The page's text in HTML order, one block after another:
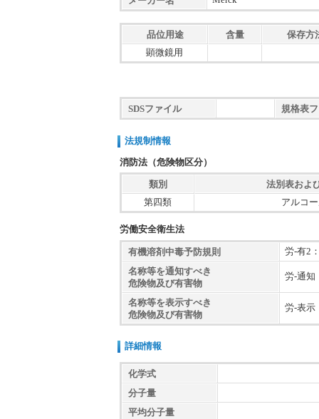
品位用途 含量
保存方
顕微鏡用
SDSファイル 規格表
法規制情報
消防法（危険物区分）
類別
法別表およ
第四類
アルコ
労働安全衛生法
有機溶剤中毒予防規則
労-有2
名称等を通知すべき
危険物及び有害物
労-通知
名称等を表示すべき
危険物及び有害物
労-表示
詳細情報
化学式
分子量
平均分子量